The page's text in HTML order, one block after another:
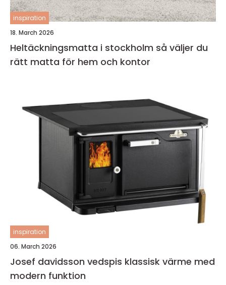
inspiration
18. March 2026
Heltäckningsmatta i stockholm så väljer du
rätt matta för hem och kontor
inspiration
06. March 2026
Josef davidsson vedspis klassisk värme med
modern funktion